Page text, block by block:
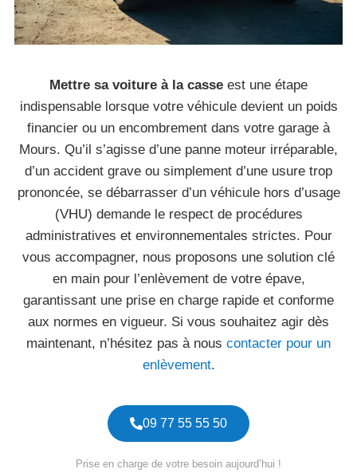
Mettre sa voiture à la casse est une étape
indispensable lorsque votre véhicule devient un poids
financier ou un encombrement dans votre garage à
Mours. Qu’il s’agisse d’une panne moteur irréparable,
d’un accident grave ou simplement d’une usure trop
prononcée, se débarrasser d’un véhicule hors d’usage
(VHU) demande le respect de procédures
administratives et environnementales strictes. Pour
vous accompagner, nous proposons une solution clé
en main pour l’enlèvement de votre épave,
garantissant une prise en charge rapide et conforme
aux normes en vigueur. Si vous souhaitez agir dès
maintenant, n’hésitez pas à nous contacter pour un
enlèvement.
09 77 55 55 50
Prise en charge de votre besoin aujourd’hui !